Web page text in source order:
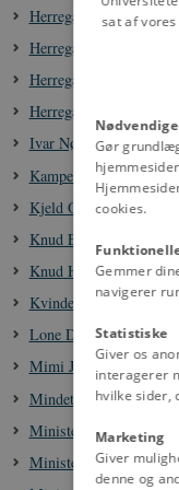
Herregården Bidstrup
Herregården Bidstrup
Herregården Bidstrup i
Herregården Bidstrup,
Ivar Nørgaard, 1922-
Kampen om historien
Kjeld Olesen, 1932-2024
Knud Enggaard, 1929-
Knud Heinesen, f. 1932
Kvinder i Folketinget,
Lone Dybkjær, 1940-
Mimi Jakobsen, f. 1948
Mindetaler i forbindelse
Ministeriet Anker
Ministeriet Anker
sat af
Nødvendige
Gør
cookies.
Gemmer
navigerer
Statistiske
Giver os
interagerer
hvilke sider,
Marketing
Giver
denne og